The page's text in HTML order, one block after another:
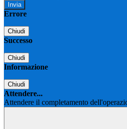
Errore
Chiudi
Successo
Chiudi
Informazione
Chiudi
Attendere...
Attendere il completamento